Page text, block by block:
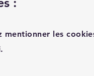
mentionner les
.